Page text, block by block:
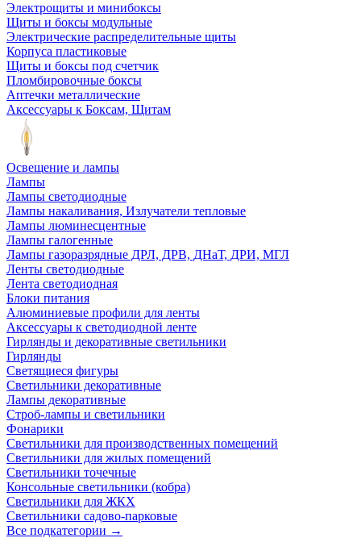
Электрощиты и минибоксы
Щиты и боксы модульные
Электрические распределительные щиты
Корпуса пластиковые
Щиты и боксы под счетчик
Пломбировочные боксы
Аптечки металлические
Аксессуары к Боксам, Щитам
Освещение и лампы
Лампы
Лампы светодиодные
Лампы накаливания, Излучатели тепловые
Лампы люминесцентные
Лампы галогенные
Лампы газоразрядные ДРЛ, ДРВ, ДНаТ, ДРИ, МГЛ
Ленты светодиодные
Лента светодиодная
Блоки питания
Алюминиевые профили для ленты
Аксессуары к светодиодной ленте
Гирлянды и декоративные светильники
Гирлянды
Светящиеся фигуры
Светильники декоративные
Лампы декоративные
Строб-лампы и светильники
Фонарики
Светильники для производственных помещений
Светильники для жилых помещений
Светильники точечные
Консольные светильники (кобра)
Светильники для ЖКХ
Светильники садово-парковые
Все подкатегории →